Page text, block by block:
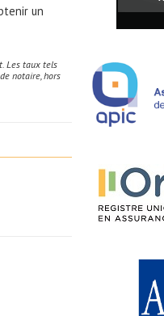
un
Les taux tels
notaire, hors